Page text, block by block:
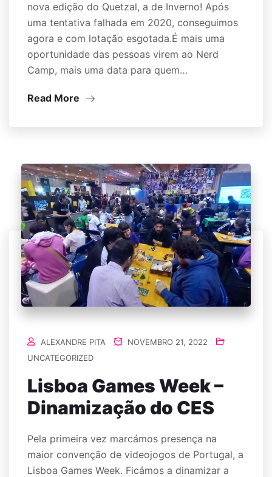
nova edição do Quetzal, a de Inverno! Após
uma tentativa falhada em 2020, conseguimos
agora e com lotação esgotada.É mais uma
oportunidade das pessoas virem ao Nerd
Camp, mais uma data para quem…
Read More
ALEXANDRE PITA
NOVEMBRO 21, 2022
UNCATEGORIZED
Lisboa Games Week –
Dinamização do CES
Pela primeira vez marcámos presença na
maior convenção de videojogos de Portugal, a
Lisboa Games Week. Ficámos a dinamizar a